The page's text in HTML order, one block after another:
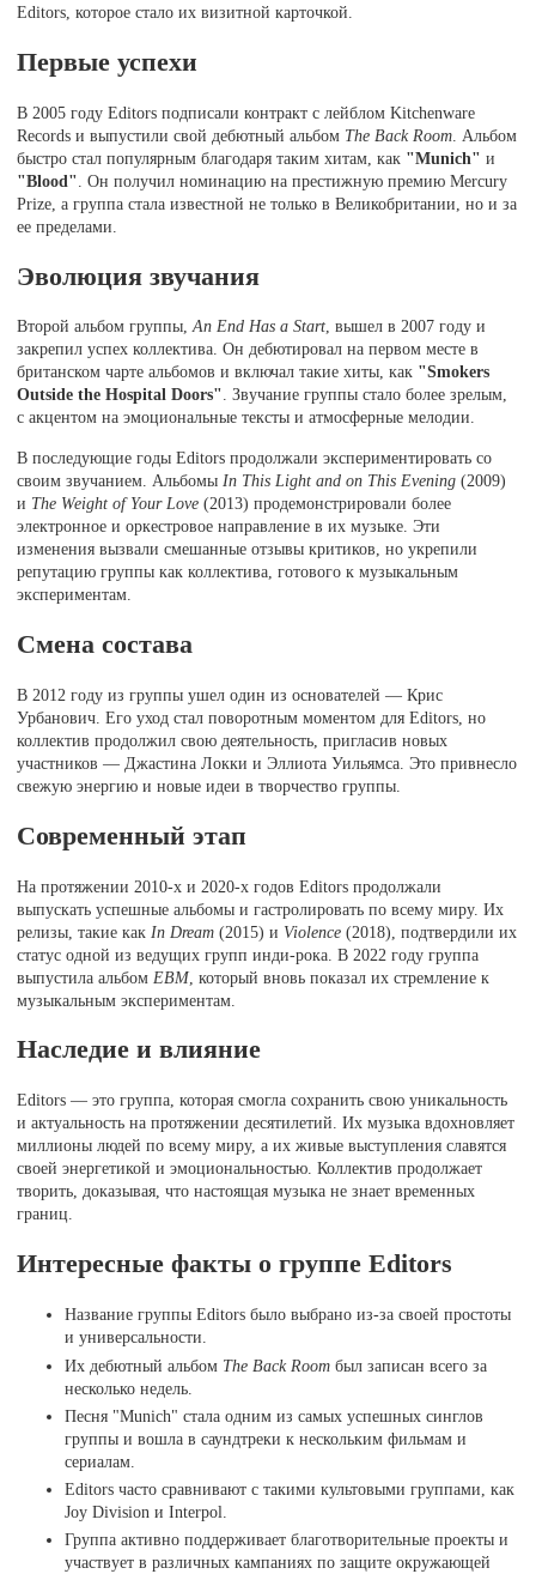
Editors, которое стало их визитной карточкой.
Первые успехи
В 2005 году Editors подписали контракт с лейблом Kitchenware
Records и выпустили свой дебютный альбом The Back Room . Альбом
быстро стал популярным благодаря таким хитам, как "Munich" и
"Blood" . Он получил номинацию на престижную премию Mercury
Prize, а группа стала известной не только в Великобритании, но и за
ее пределами.
Эволюция звучания
Второй альбом группы,An End Has a Start, вышел в 2007 году и
закрепил успех коллектива. Он дебютировал на первом месте в
британском чарте альбомов и включал такие хиты, как "Smokers
Outside the Hospital Doors". Звучание группы стало более зрелым,
с акцентом на эмоциональные тексты и атмосферные мелодии.
В последующие годы Editors продолжали экспериментировать со
своим звучанием. Альбомы In This Light and on This Evening (2009)
и The Weight of Your Love (2013) продемонстрировали более
электронное и оркестровое направление в их музыке. Эти
изменения вызвали смешанные отзывы критиков, но укрепили
репутацию группы как коллектива, готового к музыкальным
экспериментам.
Смена состава
В 2012 году из группы ушел один из основателей — Крис
Урбанович. Его уход стал поворотным моментом для Editors, но
коллектив продолжил свою деятельность, пригласив новых
участников — Джастина Локки и Эллиота Уильямса. Это привнесло
свежую энергию и новые идеи в творчество группы.
Современный этап
На протяжении 2010-х и 2020-х годов Editors продолжали
выпускать успешные альбомы и гастролировать по всему миру. Их
релизы, такие как In Dream (2015) и Violence (2018), подтвердили их
статус одной из ведущих групп инди-рока. В 2022 году группа
выпустила альбом EBM , который вновь показал их стремление к
музыкальным экспериментам.
Наследие и влияние
Editors — это группа, которая смогла сохранить свою уникальность
и актуальность на протяжении десятилетий. Их музыка вдохновляет
миллионы людей по всему миру, а их живые выступления славятся
своей энергетикой и эмоциональностью. Коллектив продолжает
творить, доказывая, что настоящая музыка не знает временных
границ.
Интересные факты о группе Editors
Название группы Editors было выбрано из-за своей простоты
и универсальности.
Их дебютный альбом The Back Room был записан всего за
несколько недель.
Песня "Munich" стала одним из самых успешных синглов
группы и вошла в саундтреки к нескольким фильмам и
сериалам.
Editors часто сравнивают с такими культовыми группами, как
Joy Division и Interpol.
Группа активно поддерживает благотворительные проекты и
участвует в различных кампаниях по защите окружающей